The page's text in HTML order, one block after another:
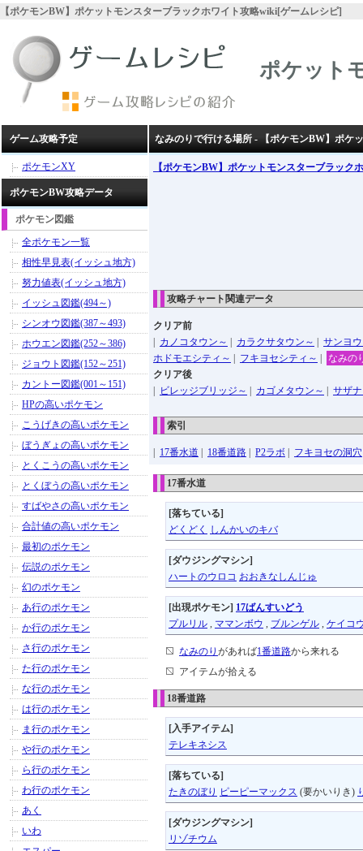
【ポケモンBW】ポケットモンスターブラックホワイト攻略wiki[ゲームレシピ]
ポケット
なみのりで行ける場所 - 【ポケモンBW】ポケ
【ポケモンBW】ポケットモンスターブラック
攻略チャート関連データ
クリア前
カノコタウン～ カラクサタウン～
サンヨ
ホドモエシティ～
フキヨセシティ～
なみの
クリア後
ビレッジブリッジ～ カゴメタウン～ サザ
索引
17番水道 18番道路 P2ラボ フキヨセの洞穴
17番水道
[落ちている]
どくどく
しんかいのキバ
[ダウジングマシン]
ハートのウロコ おおきなしんじゅ
[出現ポケモン] 17ばんすいどう
プルリル , ママンボウ , ブルンゲル , ケイコ
なみのり があれば1番道路から来れる
アイテムが拾える
18番道路
[入手アイテム]
テレキネシス
[落ちている]
たきのぼり ピーピーマックス (要かいりき)
[ダウジングマシン]
リゾチウム
ゲーム攻略予定
ポケモンXY
ポケモンBW攻略データ
ポケモン図鑑
全ポケモン一覧
相性早見表(イッシュ地方)
努力値表(イッシュ地方)
イッシュ図鑑(494～)
シンオウ図鑑(387～493)
ホウエン図鑑(252～386)
ジョウト図鑑(152～251)
カントー図鑑(001～151)
HPの高いポケモン
こうげきの高いポケモン
ぼうぎょの高いポケモン
とくこうの高いポケモン
とくぼうの高いポケモン
すばやさの高いポケモン
合計値の高いポケモン
最初のポケモン
伝説のポケモン
幻のポケモン
あ行のポケモン
か行のポケモン
さ行のポケモン
た行のポケモン
な行のポケモン
は行のポケモン
ま行のポケモン
や行のポケモン
ら行のポケモン
わ行のポケモン
あく
いわ